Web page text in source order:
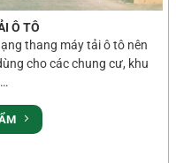
Ô TÔ
thang máy tải ô tô nên
cho các chung cư, khu